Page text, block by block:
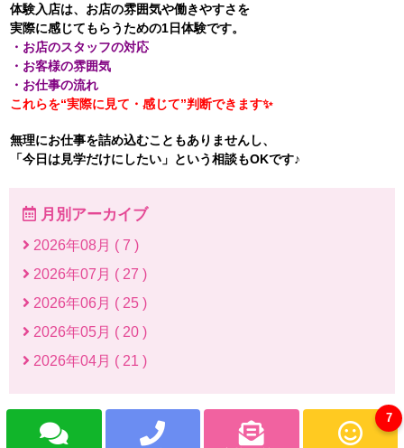
7
体験入店は、お店の雰囲気や働きやすさを
実際に感じてもらうための1日体験です。
・お店のスタッフの対応
・お客様の雰囲気
・お仕事の流れ
これらを“実際に見て・感じて”判断できます✨
無理にお仕事を詰め込むこともありませんし、
「今日は見学だけにしたい」という相談もOKです♪
月別アーカイブ
2026年08月 ( 7 )
2026年07月 ( 27 )
2026年06月 ( 25 )
2026年05月 ( 20 )
2026年04月 ( 21 )